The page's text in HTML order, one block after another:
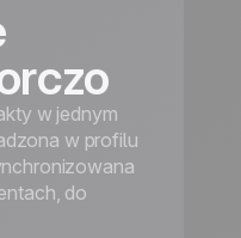
w jednym
w profilu
do